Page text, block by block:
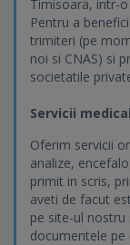
Timisoara, intr-
Pentru a
trimiteri (pe
noi si CNAS) si
societatile
Servicii
Oferim servicii
analize,
primit in scris,
aveti de facut
pe site-ul
documentele pe